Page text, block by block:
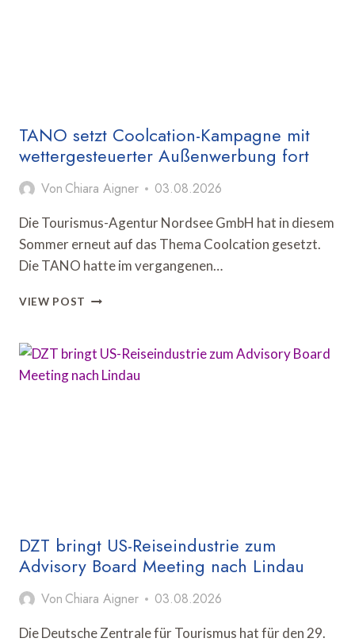
TANO setzt Coolcation-Kampagne mit
wettergesteuerter Außenwerbung fort
Von Chiara Aigner 03.08.2026
Die Tourismus-Agentur Nordsee GmbH hat in diesem
Sommer erneut auf das Thema Coolcation gesetzt.
Die TANO hatte im vergangenen…
VIEW POST TANO
KAMPAGNE
MIT
WETTERGESTEUERTER
DZT bringt US-Reiseindustrie zum
Advisory Board Meeting nach Lindau
Von Chiara Aigner 03.08.2026
Die Deutsche Zentrale für Tourismus hat für den 29.